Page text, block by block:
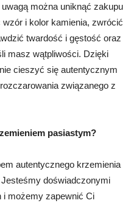
można uniknąć zakupu
i kolor kamienia, zwrócić
twardość i gęstość oraz
masz wątpliwości. Dzięki
cieszyć się autentycznym
związanego z
pasiastym?
autentycznego krzemienia
doświadczonymi
i możemy zapewnić Ci